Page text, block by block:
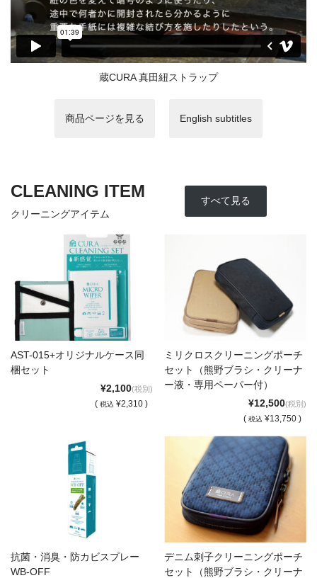
蔵CURA 真田紐ストラップ
商品ページを見る English subtitles
CLEANING ITEM
クリーニングアイテム
すべて見る
AST-015+オリジナルケース同
梱セット
¥2,100(税別)
( 税込 ¥2,310 )
ミリクロスクリーニングポーチ
セット（熊野ブラシ・クリーナ
ー液・専用ペーパー付）
¥12,500(税別)
(税込 ¥13,750 )
抗菌・消臭・防カビスプレー
WB-OFF
デニム刺子クリーニングポーチ
セット（熊野ブラシ・クリーナ